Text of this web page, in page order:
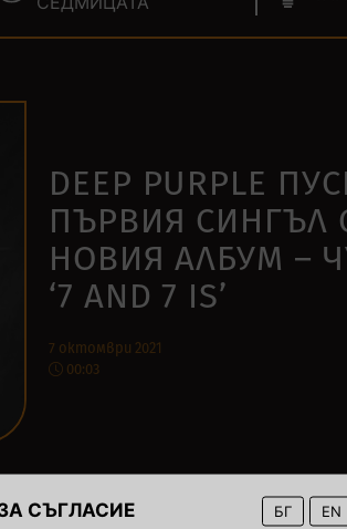
СЪГЛАСИЕ БГ EN
DEEP PURPLE
ПЪРВИЯ СИНГЪЛ
НОВИЯ АЛБУМ –
‘7 AND 7 IS’
7 октомври 2021
00:03